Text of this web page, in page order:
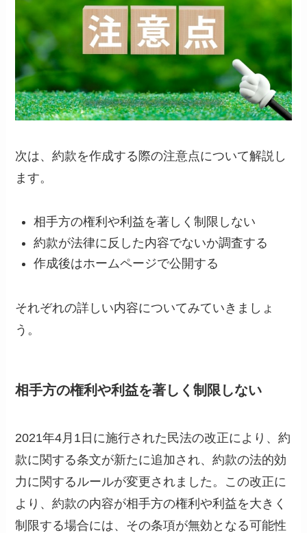
次は、約款を作成する際の注意点について解説し
ます。
相手方の権利や利益を著しく制限しない
約款が法律に反した内容でないか調査する
作成後はホームページで公開する
それぞれの詳しい内容についてみていきましょ
う。
相手方の権利や利益を著しく制限しない
2021年4月1日に施行された民法の改正により、約
款に関する条文が新たに追加され、約款の法的効
力に関するルールが変更されました。この改正に
より、約款の内容が相手方の権利や利益を大きく
制限する場合には、その条項が無効となる可能性